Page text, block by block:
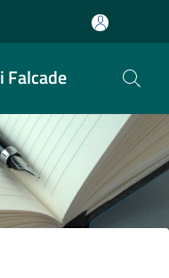
Falcade